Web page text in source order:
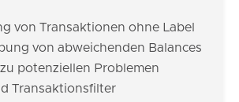
von Transaktionen ohne Label
von abweichenden Balances
potenziellen Problemen
Transaktionsfilter